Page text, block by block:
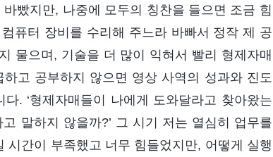
빴지만, 나중에 모두의 칭찬을 들으면 조금 힘
퓨터 장비를 수리해 주느라 바빠서 정작 제 공
물으며, 기술을 더 많이 익혀서 빨리 형제자매
고 공부하지 않으면 영상 사역의 성과와 진도
. ‘형제자매들이 나에게 도와달라고 찾아왔는
말하지 않을까?’ 그 시기 저는 열심히 업무를
간이 부족했고 너무 힘들었지만, 어떻게 실행